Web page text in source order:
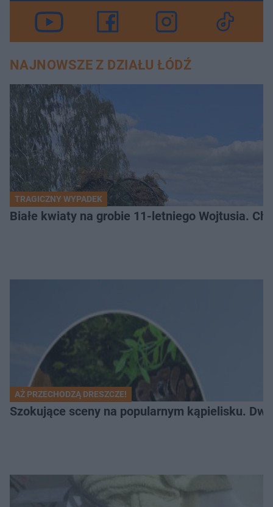
NAJNOWSZE Z DZIAŁU ŁÓDŹ
TRAGICZNY WYPADEK
Białe kwiaty na grobie 11-letniego Wojtusia.
AŻ PRZECHODZĄ DRESZCZE!
Szokujące sceny na popularnym kąpielisku.